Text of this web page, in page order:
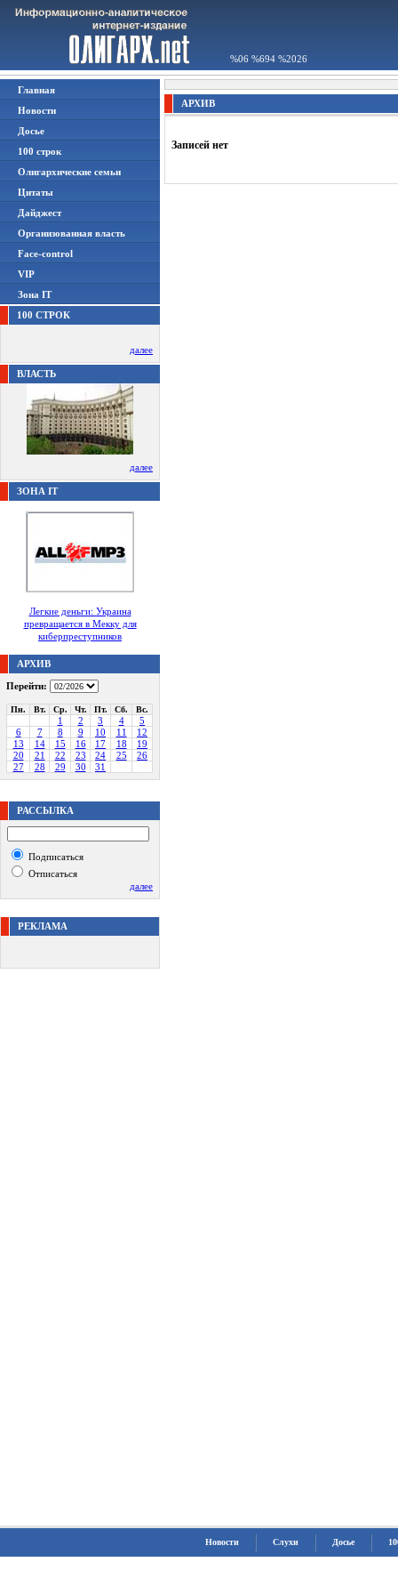
%06 %694 %2026
Главная
Новости
Досье
100 строк
Олигархические семьи
Цитаты
Дайджест
Организованная власть
Face-control
VIP
Зона IT
100 СТРОК
далее
ВЛАСТЬ
далее
ЗОНА IT
Легкие деньги: Украина
превращается в Мекку для
киберпреступников
АРХИВ
Перейти:
Пн. Вт. Ср. Чт. Пт. Сб. Вс.
1 2 3 4
5
6
7 8 9 10 11
12
13
14 15 16 17 18
19
20
21 22 23 24 25
26
27
28 29 30 31
РАССЫЛКА
Подписаться
Отписаться
далее
РЕКЛАМА
АРХИВ
Записей нет
Новости Слухи Досье